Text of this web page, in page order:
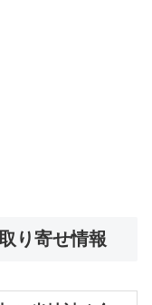
り寄せ情報